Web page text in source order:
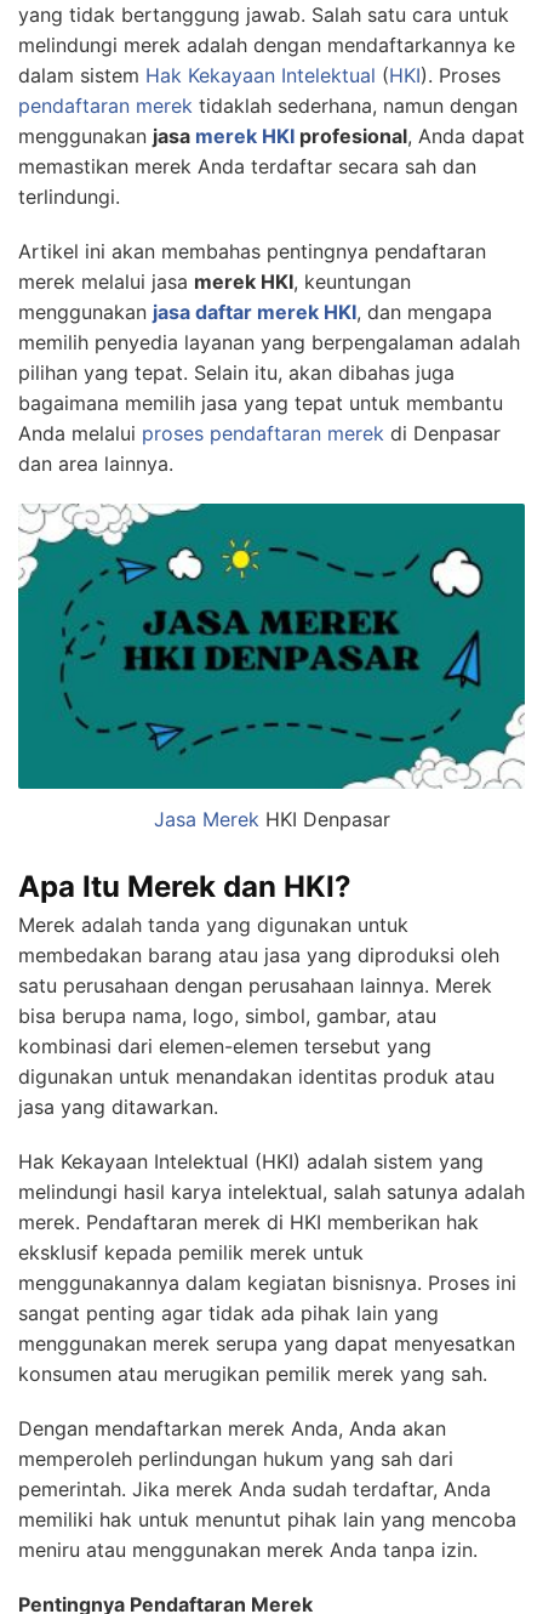
yang tidak bertanggung jawab. Salah satu cara untuk
melindungi merek adalah dengan mendaftarkannya ke
dalam sistem Hak Kekayaan Intelektual (HKI). Proses
pendaftaran merek tidaklah sederhana, namun dengan
menggunakan jasa merek HKI profesional, Anda dapat
memastikan merek Anda terdaftar secara sah dan
terlindungi.
Artikel ini akan membahas pentingnya pendaftaran
merek melalui jasa merek HKI, keuntungan
menggunakan jasa daftar merek HKI, dan mengapa
memilih penyedia layanan yang berpengalaman adalah
pilihan yang tepat. Selain itu, akan dibahas juga
bagaimana memilih jasa yang tepat untuk membantu
Anda melalui proses pendaftaran merek di Denpasar
dan area lainnya.
Jasa MerekHKI Denpasar
Apa Itu Merek dan HKI?
Merek adalah tanda yang digunakan untuk
membedakan barang atau jasa yang diproduksi oleh
satu perusahaan dengan perusahaan lainnya. Merek
bisa berupa nama, logo, simbol, gambar, atau
kombinasi dari elemen-elemen tersebut yang
digunakan untuk menandakan identitas produk atau
jasa yang ditawarkan.
Hak Kekayaan Intelektual (HKI) adalah sistem yang
melindungi hasil karya intelektual, salah satunya adalah
merek. Pendaftaran merek di HKI memberikan hak
eksklusif kepada pemilik merek untuk
menggunakannya dalam kegiatan bisnisnya. Proses ini
sangat penting agar tidak ada pihak lain yang
menggunakan merek serupa yang dapat menyesatkan
konsumen atau merugikan pemilik merek yang sah.
Dengan mendaftarkan merek Anda, Anda akan
memperoleh perlindungan hukum yang sah dari
pemerintah. Jika merek Anda sudah terdaftar, Anda
memiliki hak untuk menuntut pihak lain yang mencoba
meniru atau menggunakan merek Anda tanpa izin.
Pentingnya Pendaftaran Merek